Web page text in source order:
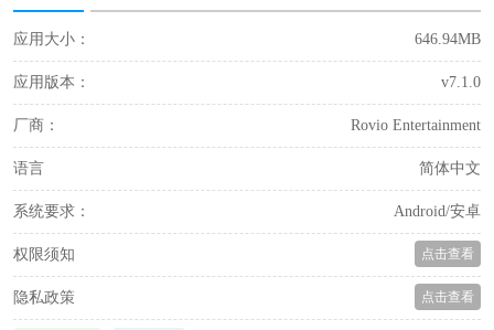
应用大小： 646.94MB
应用版本： v7.1.0
厂商： Rovio Entertainment
语言 简体中文
系统要求： Android/安卓
权限须知 点击查看
隐私政策 点击查看